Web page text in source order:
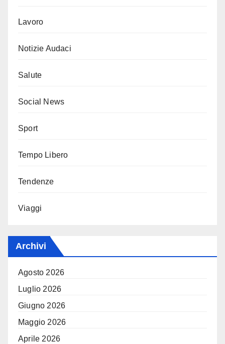
Lavoro
Notizie Audaci
Salute
Social News
Sport
Tempo Libero
Tendenze
Viaggi
Archivi
Agosto 2026
Luglio 2026
Giugno 2026
Maggio 2026
Aprile 2026